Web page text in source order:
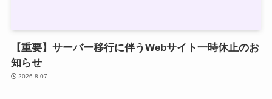
【重要】サーバー移行に伴うWebサイト一時休止のお
知らせ
2026.8.07